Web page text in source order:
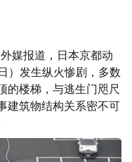
媒报道，日本京都动
）发生纵火惨剧，多数
的楼梯，与逃生门咫尺
建筑物结构关系密不可